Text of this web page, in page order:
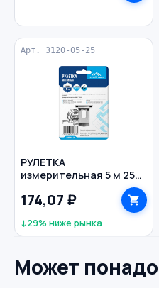
Арт. 3120-05-25
РУЛЕТКА
измерительная 5 м 25
мм магнитный зацеп
VERTEXTOOLS
174,07 ₽
↓29% ниже рынка
Может